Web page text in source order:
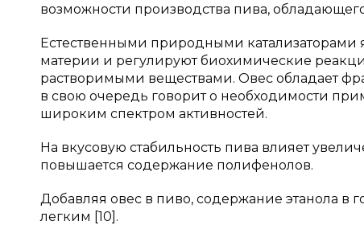
возможности производства пива,
Естественными природными катализаторами
материи и регулируют биохимические
растворимыми веществами. Овес обладает
в свою очередь говорит о необходимости
широким спектром активностей.
На вкусовую стабильность пива влияет
повышается содержание полифенолов.
Добавляя овес в пиво, содержание этанола в
легким [10].